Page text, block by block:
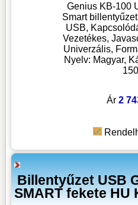
Genius KB-100
Smart
USB,
Vezetékes,
Univerzális,
Nyelv: Magyar,
Ár 2
Billentyűzet USB
SMART fekete HU